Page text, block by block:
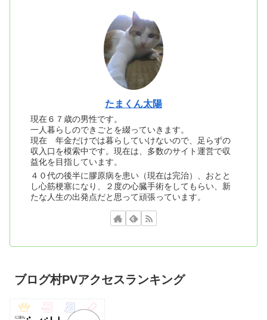
たまくん太陽
現在６７歳の男性です。
一人暮らしのできごとを綴っていきます。
現在 年金だけでは暮らしていけないので、足らずの
収入口を模索中です。現在は、多数のサイト運営で収
益化を目指しています。
４０代の後半に膠原病を患い（現在は完治）、おとと
し心筋梗塞になり、２度の心臓手術をしてもらい、新
たな人生の出発点だと思って頑張っています。
ブログ村PVアクセスランキング